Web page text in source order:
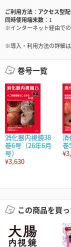
ご利用方法
アクセス型
同時使用端末数
1
※インターネット経由で
※導入・利用方法の詳細は
巻号一覧
消化器内視鏡38
巻6号（26年6月
号）
¥3,630
消
巻
この商品を買